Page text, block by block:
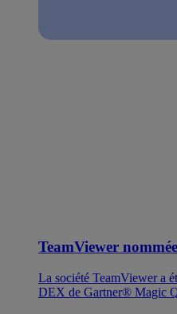
TeamViewer
La société TeamViewer a
DEX de Gartner® Magic